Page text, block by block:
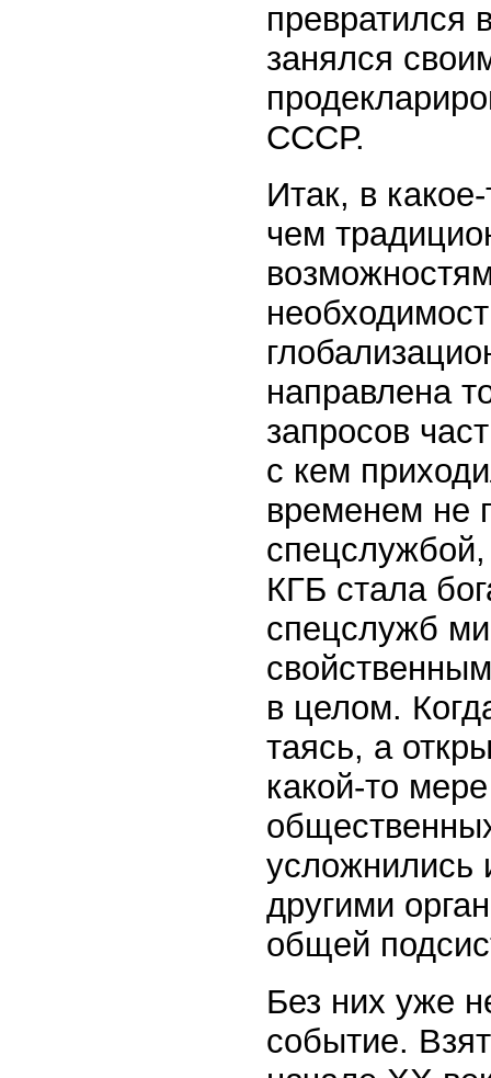
превратился
занялся
СССР.
Итак, в
чем
направлена
запросов
с кем
временем не
КГБ стала
спецслужб
в целом.
таясь, а
какой-то
усложнились
другими
общей
Без них уже
событие.